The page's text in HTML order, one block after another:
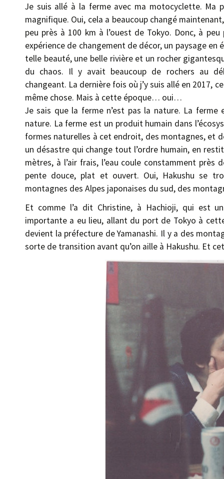
Je suis allé à la ferme avec ma motocyclette. Ma
magnifique. Oui, cela a beaucoup changé
peu près à 100 km à l’ouest de Tokyo. Donc, à
expérience de changement de décor, un paysage
telle beauté, une belle rivière et un rocher
du chaos. Il y avait beaucoup de rochers au
changeant. La dernière fois où j’y suis allé en 2017,
même chose. Mais à cette époque… oui…
Je sais que la ferme n’est pas la nature. La
nature. La ferme est un produit humain dans
formes naturelles à cet endroit, des montagnes, et
un désastre qui change tout l’ordre humain, en
mètres, à l’air frais, l’eau coule constamment
pente douce, plat et ouvert. Oui, Hakushu se
montagnes des Alpes japonaises du sud, des
Et comme l’a dit Christine, à Hachioji, qui est
importante a eu lieu, allant du port de Tokyo à
devient la préfecture de Yamanashi. Il y a des
sorte de transition avant qu’on aille à Hakushu. Et